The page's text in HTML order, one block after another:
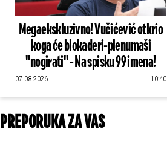
Megaekskluzivno! Vučićević otkrio
koga će blokaderi-plenumaši
"nogirati" - Na spisku 99 imena!
07.08.2026 10:40
PREPORUKA ZA VAS